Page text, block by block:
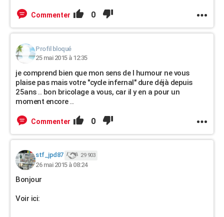
Commenter 0
Profil bloqué
25 mai 2015 à 12:35
je comprend bien que mon sens de l humour ne vous
plaise pas mais votre "cycle infernal" dure déjà depuis
25ans .. bon bricolage a vous, car il y en a pour un
moment encore ..
Commenter 0
stf_jpd87 29 903
26 mai 2015 à 08:24
Bonjour
Voir ici: